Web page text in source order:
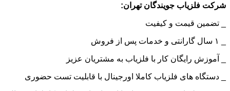
شرکت فلزیاب جویندگان تهران:
_ تضمین قیمت و کیفیت
_ آموزش رایگان کار با فلزیاب به مشتریان عزیز
_ دستگاه های فلزیاب کاملا اورجینال با قابلیت تست حضوری